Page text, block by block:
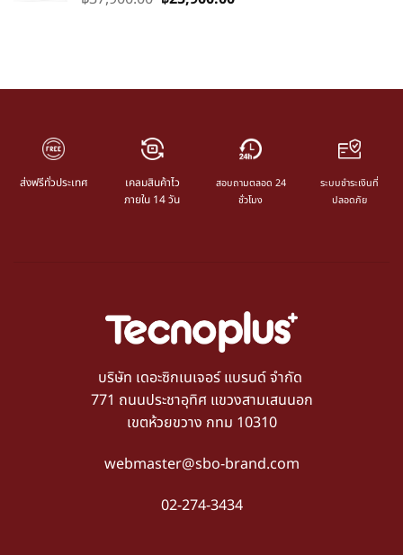
ส่งฟรีทั่วประเทศ
เคลมสินค้าไว
ภายใน 14 วัน
สอบถามตลอด 24
ชั่วโมง
ระบบชำระเงินที่
ปลอดภัย
บริษัท เดอะซิกเนเจอร์ แบรนด์ จำกัด
771 ถนนประชาอุทิศ แขวงสามเสนนอก
เขตห้วยขวาง กทม 10310
webmaster@sbo-brand.com
02-274-3434